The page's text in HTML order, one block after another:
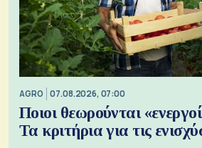
AGRO 07.08.2026, 07:00
Ποιοι θεωρούνται
Τα κριτήρια για τις